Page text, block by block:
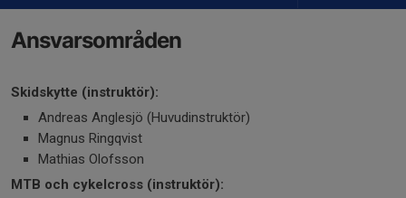
Ansvarsområden
Skidskytte (instruktör):
Andreas Anglesjö (Huvudinstruktör)
Magnus Ringqvist
Mathias Olofsson
MTB och cykelcross (instruktör):